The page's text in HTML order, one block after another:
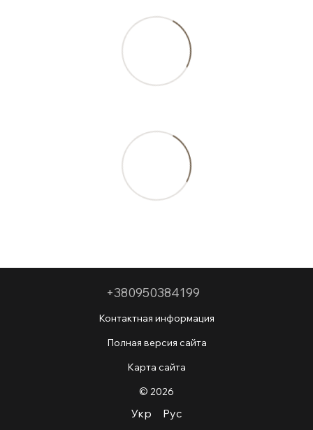
+380950384199
Контактная информация
Полная версия сайта
Карта сайта
© 2026
Укр Рус